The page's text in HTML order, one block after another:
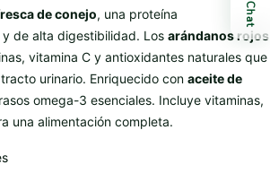
de conejo, una proteína
de alta digestibilidad. Los arándanos rojos
vitamina C y antioxidantes naturales que
urinario. Enriquecido con aceite de
omega-3 esenciales. Incluye vitaminas,
una alimentación completa.
Chat